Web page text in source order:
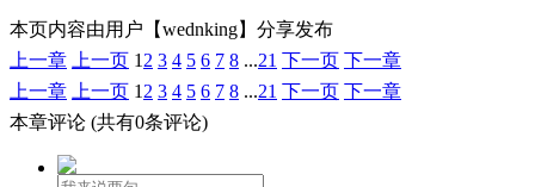
本页内容由用户【wednking】分享发布
上一章
上一页 1 2 3 4 5 6 7 8 ...21 下一页 下一章
上一章
上一页 1 2 3 4 5 6 7 8 ...21 下一页 下一章
本章评论 (共有0条评论)